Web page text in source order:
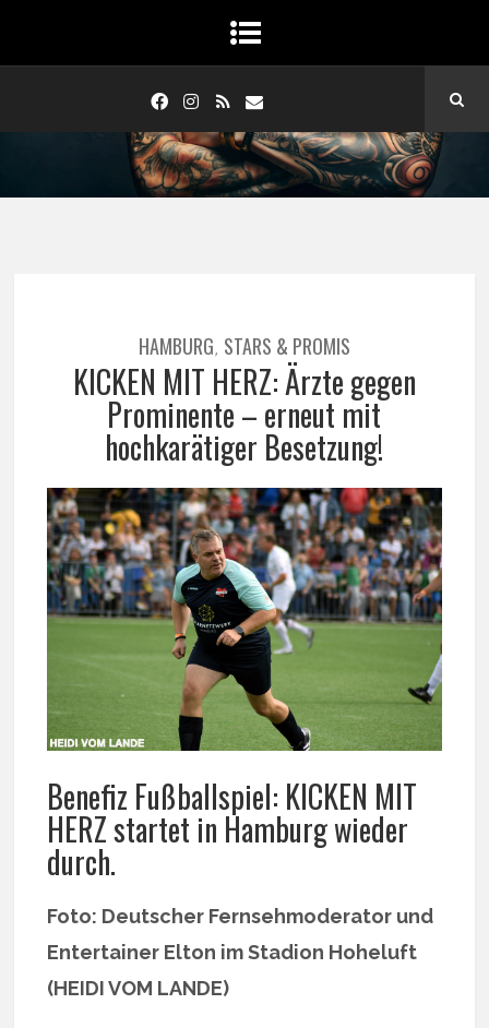
HAMBURG, STARS & PROMIS
KICKEN MIT HERZ: Ärzte gegen
Prominente – erneut mit
hochkarätiger Besetzung!
Benefiz Fußballspiel: KICKEN MIT
HERZ startet in Hamburg wieder
durch.
Foto: Deutscher Fernsehmoderator und
Entertainer Elton im Stadion Hoheluft
(HEIDI VOM LANDE)